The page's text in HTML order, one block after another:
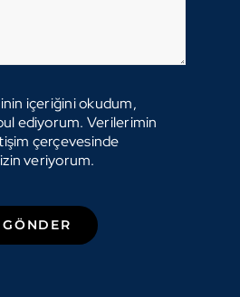
içeriğini okudum,
ediyorum. Verilerimin
çerçevesinde
izin veriyorum.
GÖNDER